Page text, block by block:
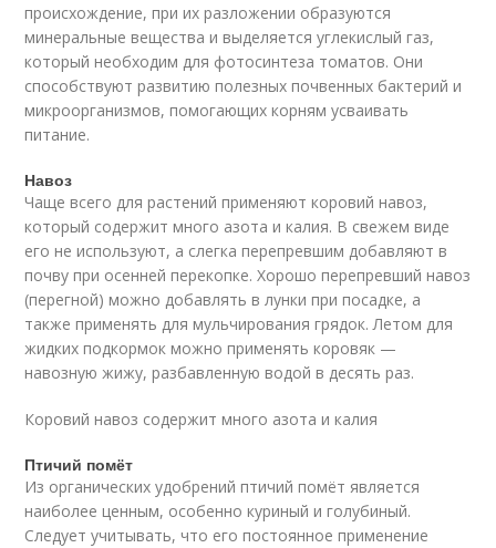
происхождение, при их разложении образуются
минеральные вещества и выделяется углекислый газ,
который необходим для фотосинтеза томатов. Они
способствуют развитию полезных почвенных бактерий и
микроорганизмов, помогающих корням усваивать
питание.
Навоз
Чаще всего для растений применяют коровий навоз,
который содержит много азота и калия. В свежем виде
его не используют, а слегка перепревшим добавляют в
почву при осенней перекопке. Хорошо перепревший навоз
(перегной) можно добавлять в лунки при посадке, а
также применять для мульчирования грядок. Летом для
жидких подкормок можно применять коровяк —
навозную жижу, разбавленную водой в десять раз.
Коровий навоз содержит много азота и калия
Птичий помёт
Из органических удобрений птичий помёт является
наиболее ценным, особенно куриный и голубиный.
Следует учитывать, что его постоянное применение